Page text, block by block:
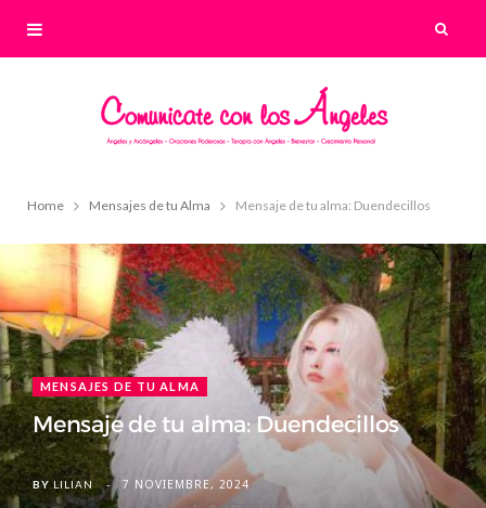
Home Mensajes de tu Alma Mensaje de tu alma: Duendecillos
MENSAJES DE TU ALMA
Mensaje de tu alma: Duendecillos
BY LILIAN 7 NOVIEMBRE, 2024